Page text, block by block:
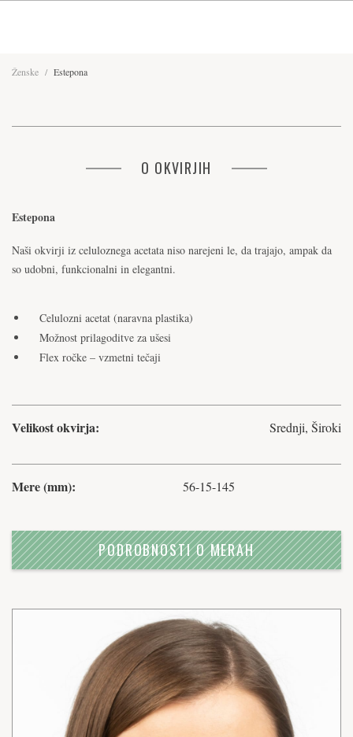
Ženske / Estepona
O OKVIRJIH
Estepona
Naši okvirji iz celuloznega acetata niso narejeni le, da trajajo, ampak da
so udobni, funkcionalni in elegantni.
Celulozni acetat (naravna plastika)
Možnost prilagoditve za ušesi
Flex ročke – vzmetni tečaji
Velikost okvirja: Srednji, Široki
Mere (mm): 56-15-145
PODROBNOSTI O MERAH